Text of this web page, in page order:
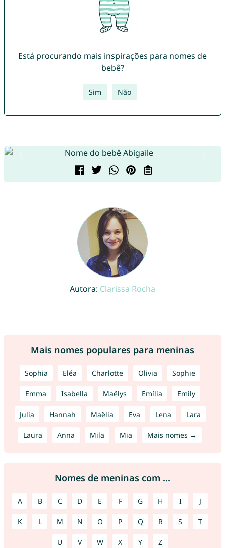
Está procurando mais inspirações para nomes de
bebê?
Sim Não
Autora: Clarissa Rocha
Mais nomes populares para meninas
Sophia Eléa Charlotte Olivia Sophie
Emma Isabella Maëlys Emília Emily
Julia Hannah Maëlia Eva Lena Lara
Laura Anna Mila Mia Mais nomes →
Nomes de meninas com ...
A B C D E F G H I J
K L M N O P Q R S T
U V W X Y Z